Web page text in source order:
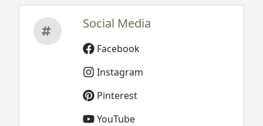
Social Media
Facebook
Instagram
Pinterest
YouTube